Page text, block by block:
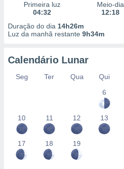
Primeira luz
04:32
Meio-dia
12:18
Duração do dia 14h26m
Luz da manhã restante 9h34m
Calendário Lunar
Seg Ter Qua Qui
6
10 11 12 13
17 18 19